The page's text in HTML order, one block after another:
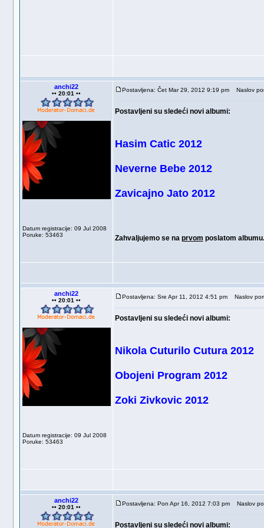
anchi22
•• 20:01 ••
Datum registracije: 09 Jul 2008
Poruke: 53463
Postavljena: Čet Mar 29, 2012 9:19 pm Naslov
Postavljeni su sledeći novi albumi:
Hasim Catic 2012
Neverne Bebe 2012
Zavicajno Jato 2012
Zahvaljujemo se na prvom poslatom albumu.
anchi22
•• 20:01 ••
Datum registracije: 09 Jul 2008
Poruke: 53463
Postavljena: Sre Apr 11, 2012 4:51 pm Naslov
Postavljeni su sledeći novi albumi:
Nikola Cuturilo Cutura 2012
Obojeni Program 2012
Zoki Zivkovic 2012
anchi22
•• 20:01 ••
Postavljena: Pon Apr 16, 2012 7:03 pm Naslov
Postavljeni su sledeći novi albumi: